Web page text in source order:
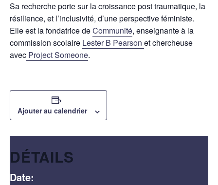
Sa recherche porte sur la croissance post traumatique, la
résilience, et l’inclusivité, d’une perspective féministe.
Elle est la fondatrice deCommunité, enseignante à la
commission scolaire Lester B Pearson et chercheuse
avec Project Someone.
Ajouter au calendrier
DÉTAILS
Date: